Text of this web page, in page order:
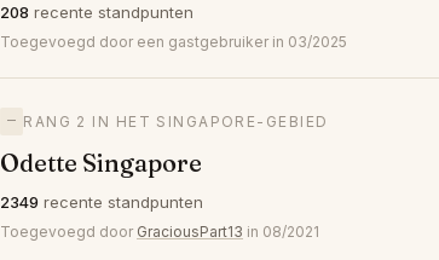
208 recente standpunten
Toegevoegd door een gastgebruiker in 03/2025
— RANG 2 IN HET SINGAPORE-GEBIED
Odette Singapore
2349 recente standpunten
Toegevoegd door GraciousPart13 in 08/2021